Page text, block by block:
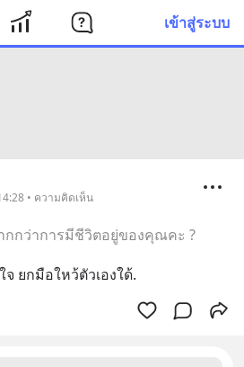
เข้าสู่ระบบ
• ความคิดเห็น
กว่าการมีชีวิตอยู่ของคุณคะ ?
ยกมือใหว้ตัวเองใด้.